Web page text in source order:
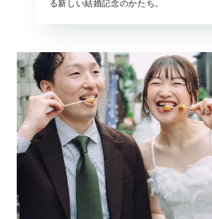
る新しい結婚記念のかたち。